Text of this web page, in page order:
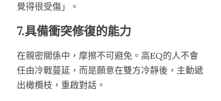
覺得很受傷」。
7.具備衝突修復的能力
在親密關係中，摩擦不可避免。高EQ的人不會
任由冷戰蔓延，而是願意在雙方冷靜後，主動遞
出橄欖枝，重啟對話。